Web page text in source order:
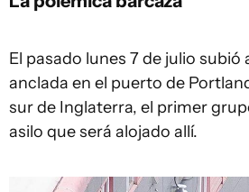
El pasado lunes 7 de julio subió
anclada en el puerto de
sur de Inglaterra, el primer
asilo que será alojado allí.